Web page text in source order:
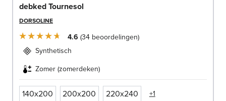
debked Tournesol
DORSOLINE
4.6 34 beoordelingen
Synthetisch
Zomer (zomerdeken)
140x200 200x200 220x240 +1